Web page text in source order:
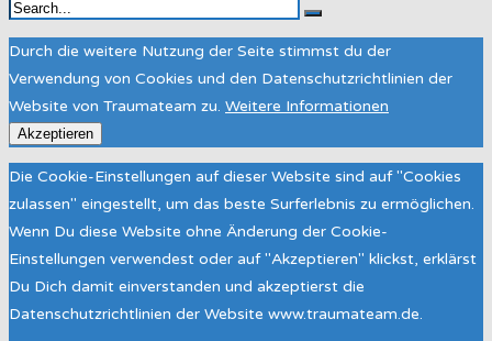
Durch die weitere Nutzung der Seite stimmst du der
Verwendung von Cookies und den Datenschutzrichtlinien der
Website von Traumateam zu. Weitere Informationen
Akzeptieren
Die Cookie-Einstellungen auf dieser Website sind auf "Cookies
zulassen" eingestellt, um das beste Surferlebnis zu ermöglichen.
Wenn Du diese Website ohne Änderung der Cookie-
Einstellungen verwendest oder auf "Akzeptieren" klickst, erklärst
Du Dich damit einverstanden und akzeptierst die
Datenschutzrichtlinien der Website www.traumateam.de.